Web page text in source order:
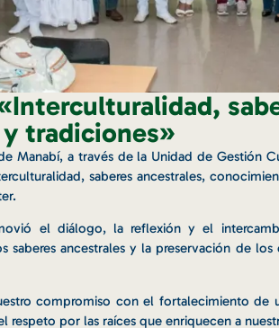
tradiciones»
Manabí, a través de la Unidad de Gestión
saberes ancestrales,
el diálogo, la reflexión y el
saberes ancestrales y la preservación de
compromiso con el fortalecimiento de
por las raíces que enriquecen a